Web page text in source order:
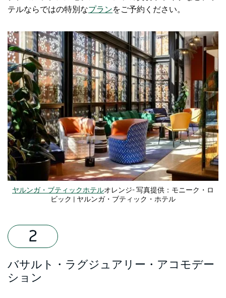
テルならではの特別なプランをご予約ください。
ヤルンガ・ブティックホテルオレンジ- 写真提供：モニーク・ロ
ビック | ヤルンガ・ブティック・ホテル
バサルト・ラグジュアリー・アコモデー
ション